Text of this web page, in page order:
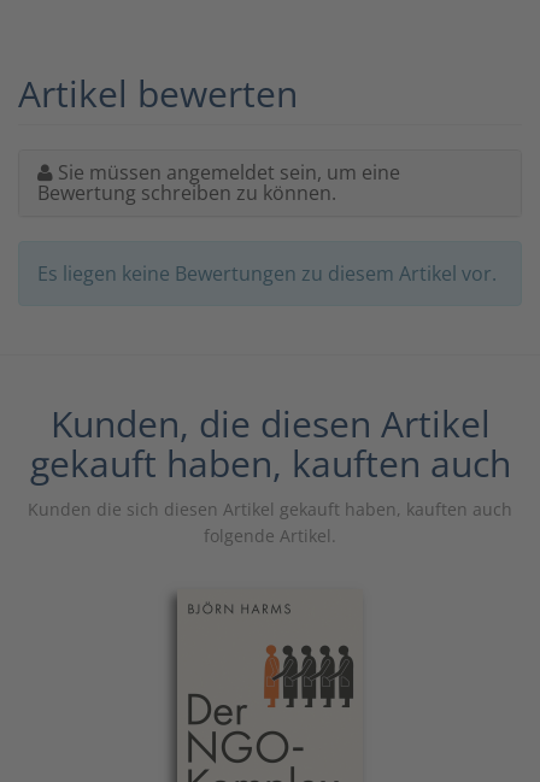
Artikel bewerten
Sie müssen angemeldet sein, um eine
Bewertung schreiben zu können.
Es liegen keine Bewertungen zu diesem Artikel vor.
Kunden, die diesen Artikel
gekauft haben, kauften auch
Kunden die sich diesen Artikel gekauft haben, kauften auch
folgende Artikel.